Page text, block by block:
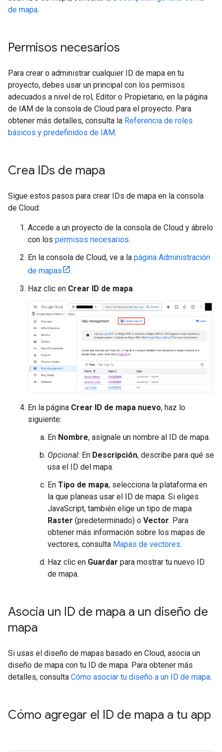
de mapa.
Permisos necesarios
Para crear o administrar cualquier ID de mapa en tu
proyecto, debes usar un principal con los permisos
adecuados a nivel de rol, Editor o Propietario, en la página
de IAM de la consola de Cloud para el proyecto. Para
obtener más detalles, consulta la Referencia de roles
básicos y predefinidos de IAM.
Crea IDs de mapa
Sigue estos pasos para crear IDs de mapa en la consola
de Cloud:
Accede a un proyecto de la consola de Cloud y ábrelo
con los permisos necesarios.
En la consola de Cloud, ve a la página Administración
de mapas
.
Haz clic en Crear ID de mapa.
En la página Crear ID de mapa nuevo, haz lo
siguiente:
En Nombre, asígnale un nombre al ID de mapa.
Opcional: En Descripción, describe para qué se
usa el ID del mapa.
En Tipo de mapa, selecciona la plataforma en
la que planeas usar el ID de mapa. Si eliges
JavaScript, también elige un tipo de mapa
Raster (predeterminado) o Vector. Para
obtener más información sobre los mapas de
vectores, consulta Mapas de vectores.
Haz clic en Guardar para mostrar tu nuevo ID
de mapa.
Asocia un ID de mapa a un diseño de
mapa
Si usas el diseño de mapas basado en Cloud, asocia un
diseño de mapa con tu ID de mapa. Para obtener más
detalles, consulta Cómo asociar tu diseño a un ID de mapa.
Cómo agregar el ID de mapa a tu app